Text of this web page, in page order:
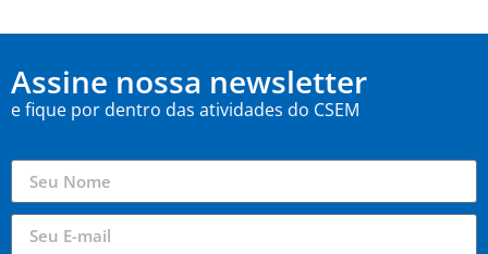
Assine nossa newsletter
e fique por dentro das atividades do CSEM